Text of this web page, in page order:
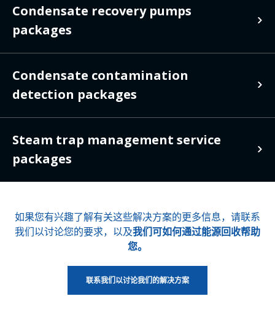
Flash recovery
vessel packages
Separating flash steam from the
returned condensate so it may be used
to supplement applications is a very
practical, and relatively simple way to
make additional energy savings. To
make the best use of flash steam, we
offer flash recovery solutions that can
be designed to suit your application
OUR FLASH RECOVERY VESSEL PACKAGES
Condensate recovery pumps
packages
Condensate
recovery pumps
packages
requirements, to collect hot
condensate and return it to the
boilerhouse to ensure the heat energy
Condensate contamination
detection packages
Condensate
contamination
detection
packages
If concerns about contamination is
stopping you from recovering and
reusing your condensate, we offer
Steam trap management service
packages
Steam trap
management
service packages
如果您有兴趣了解有关这些解决方案的更多信息，请联系
我们以讨论您的要求，以及我们可如何通过能源回收帮助
您。
联系我们以讨论我们的解决方案